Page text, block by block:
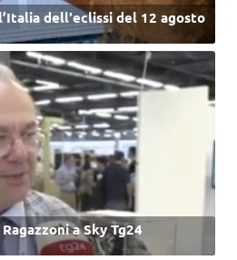
dell'eclissi del 12 agosto
a Sky Tg24